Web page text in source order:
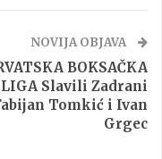
NOVIJA OBJAVA
BOKSAČKA
LIGA Slavili Zadrani
Tomkić i Ivan
Grgec